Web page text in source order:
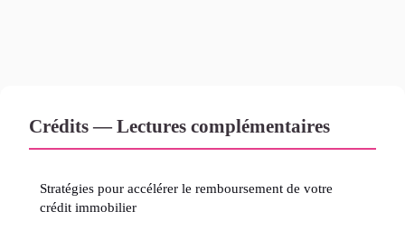
Crédits — Lectures complémentaires
Stratégies pour accélérer le remboursement de votre
crédit immobilier